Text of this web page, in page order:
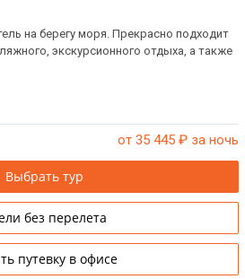
на берегу моря. Прекрасно подходит
экскурсионного отдыха, а также
от 35 445 ₽ за ночь
Выбрать тур
без перелета
путевку в офисе